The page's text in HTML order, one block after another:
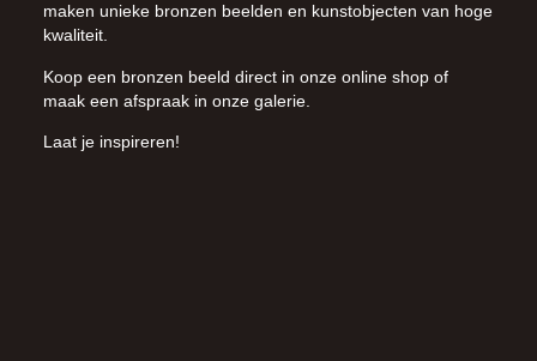
maken unieke bronzen beelden en kunstobjecten van hoge
kwaliteit.
Koop een bronzen beeld direct in onze online shopof
maak een afspraak in onze galerie.
Laat je inspireren!